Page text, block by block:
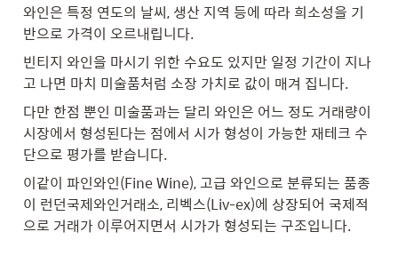
와인은 특정 연도의 날씨, 생산 지역 등에 따라 희소성을 기
반으로 가격이 오르내립니다.
빈티지 와인을 마시기 위한 수요도 있지만 일정 기간이 지나
고 나면 마치 미술품처럼 소장 가치로 값이 매겨 집니다.
다만 한점 뿐인 미술품과는 달리 와인은 어느 정도 거래량이
시장에서 형성된다는 점에서 시가 형성이 가능한 재테크 수
단으로 평가를 받습니다.
이같이 파인와인(Fine Wine), 고급 와인으로 분류되는 품종
이 런던국제와인거래소, 리벡스(Liv-ex)에 상장되어 국제적
으로 거래가 이루어지면서 시가가 형성되는 구조입니다.